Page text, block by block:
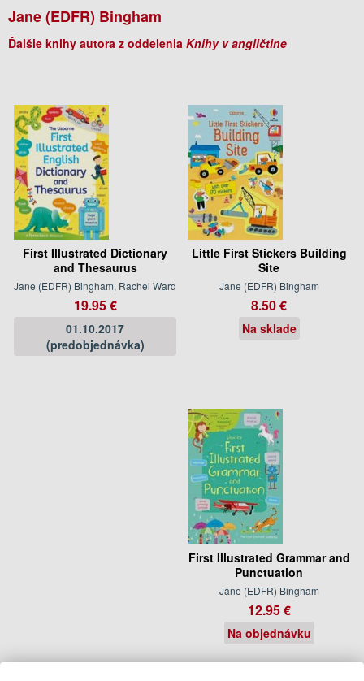
Jane (EDFR) Bingham
Ďalšie knihy autora z oddelenia Knihy v angličtine
First Illustrated Dictionary
and Thesaurus
Jane (EDFR) Bingham, Rachel Ward
19.95 €
01.10.2017
(predobjednávka)
Little First Stickers Building
Site
Jane (EDFR) Bingham
8.50 €
Na sklade
First Illustrated Grammar and
Punctuation
Jane (EDFR) Bingham
12.95 €
Na objednávku